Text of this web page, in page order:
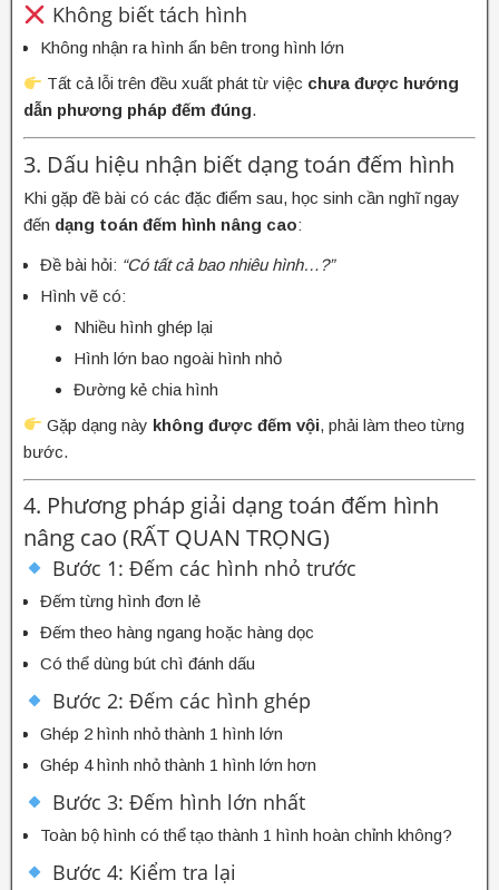
Không biết tách hình
Không nhận ra hình ẩn bên trong hình lớn
Tất cả lỗi trên đều xuất phát từ việc chưa được hướng
dẫn phương pháp đếm đúng.
3. Dấu hiệu nhận biết dạng toán đếm hình
Khi gặp đề bài có các đặc điểm sau, học sinh cần nghĩ ngay
đến dạng toán đếm hình nâng cao:
Đề bài hỏi: “Có tất cả bao nhiêu hình…?”
Hình vẽ có:
Nhiều hình ghép lại
Hình lớn bao ngoài hình nhỏ
Đường kẻ chia hình
Gặp dạng này không được đếm vội, phải làm theo từng
bước.
4. Phương pháp giải dạng toán đếm hình
nâng cao (RẤT QUAN TRỌNG)
Bước 1: Đếm các hình nhỏ trước
Đếm từng hình đơn lẻ
Đếm theo hàng ngang hoặc hàng dọc
Có thể dùng bút chì đánh dấu
Bước 2: Đếm các hình ghép
Ghép 2 hình nhỏ thành 1 hình lớn
Ghép 4 hình nhỏ thành 1 hình lớn hơn
Bước 3: Đếm hình lớn nhất
Toàn bộ hình có thể tạo thành 1 hình hoàn chỉnh không?
Bước 4: Kiểm tra lại